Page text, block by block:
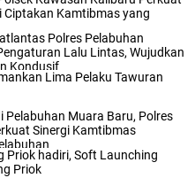
Ciptakan Kamtibmas yang
Polres Pelabuhan
Lalu Lintas, Wujudkan
Kondusif
Lima Pelaku Tawuran
Pelabuhan Muara Baru, Polres
Sinergi Kamtibmas
Priok hadiri, Soft Launching
Priok